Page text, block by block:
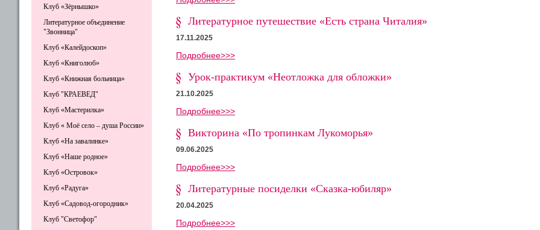
Литературное путешествие «Есть страна Читалия»
17.11.2025
Подробнее>>>
Урок-практикум «Неотложка для обложки»
21.10.2025
Подробнее>>>
Викторина «По тропинкам Лукоморья»
09.06.2025
Подробнее>>>
Литературные посиделки «Сказка-юбиляр»
20.04.2025
Подробнее>>>
Клуб «Зёрнышко»
Литературное объединение
"Звонница"
Клуб «Калейдоскоп»
Клуб «Книголюб»
Клуб «Книжная больница»
Клуб "КРАЕВЕД"
Клуб «Мастерилка»
Клуб « Моё село – душа России»
Клуб «На завалинке»
Клуб «Наше родное»
Клуб «Островок»
Клуб «Радуга»
Клуб «Садовод-огородник»
Клуб "Светофор"